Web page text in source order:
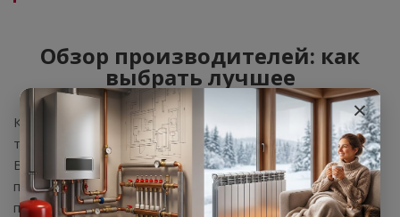
Обзор производителей: как
выбрать лучшее
Каждый из нас сталкивается с выбором при покупке
товаров: будь то электроника, одежда или мебель.
Важно не только знать, что мы хотим купить, но и
понимать, какой производитель стоит за конкретным
продуктом. Самыми популярными производителями
×